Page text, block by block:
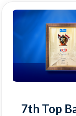
7th Top